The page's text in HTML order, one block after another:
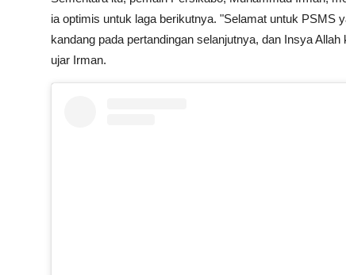
ia optimis untuk laga berikutnya. "Selamat untuk PSMS
kandang pada pertandingan selanjutnya, dan Insya
ujar Irman.